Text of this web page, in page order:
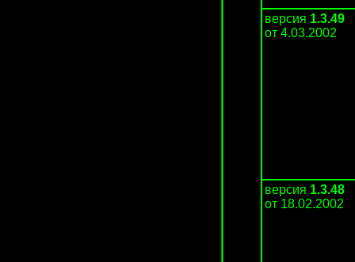
версия 1.3.49
от 4.03.2002
версия 1.3.48
от 18.02.2002